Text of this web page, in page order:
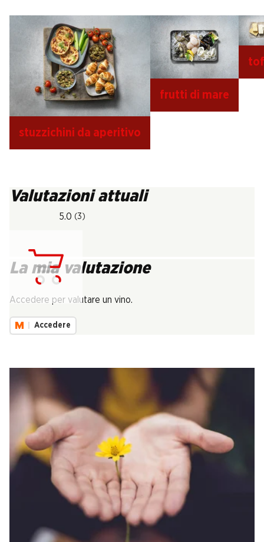
stuzzichini da aperitivo
frutti di mare
Valutazioni attuali
5.0 (3)
La mia valutazione
Accedere per valutare un vino.
Accedere